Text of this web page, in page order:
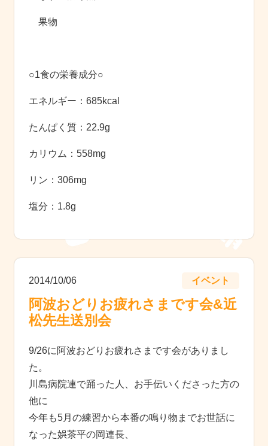
果物
○1食の栄養成分○
エネルギー：685kcal
たんぱく質：22.9g
カリウム：558mg
リン：306mg
塩分：1.8g
イベント
2014/10/06
阿波おどりお疲れさまです会&近
松先生送別会
9/26に阿波おどりお疲れさまです会がありまし
た。
川島病院連で踊った人、お手伝いくださった方の
他に
今年も5月の練習から本番の鳴り物までお世話に
なった娯茶平の岡連長、